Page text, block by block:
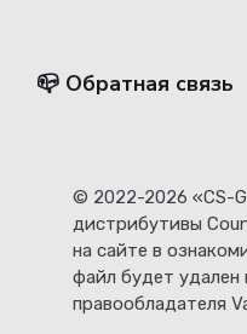
📪 Обратная связь
© 2022-2026 «CS-
дистрибутивы
на сайте в
файл будет удален
правообладателя